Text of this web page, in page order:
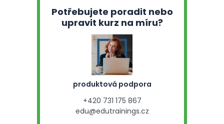
Potřebujete poradit nebo
upravit kurz na míru?
produktová podpora
+420 731 175 867
edu@edutrainings.cz